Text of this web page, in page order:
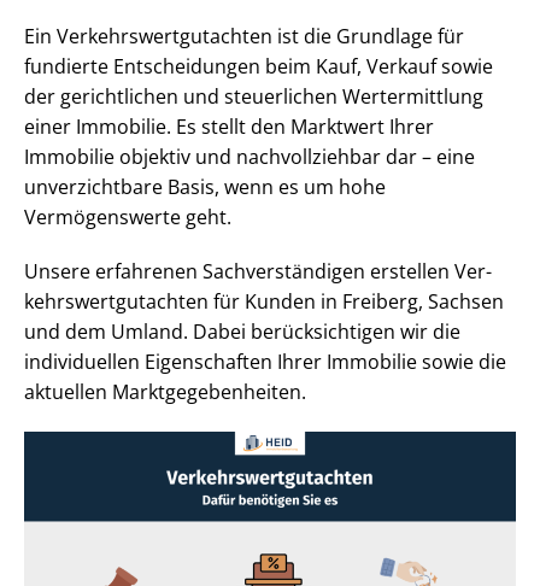
Ein Ver­kehrs­wert­gut­ach­ten ist die Grundlage für
fundierte Entscheidungen beim Kauf, Verkauf sowie
der gerichtlichen und steuerlichen Wertermittlung
einer Immobilie. Es stellt den Marktwert Ihrer
Immobilie objektiv und nachvollziehbar dar – eine
unverzichtbare Basis, wenn es um hohe
Vermögenswerte geht.
Unsere erfahrenen Sach­ver­stän­di­gen erstellen Ver­
kehrs­wert­gut­ach­ten für Kunden in Freiberg, Sachsen
und dem Umland. Dabei berücksichtigen wir die
individuellen Eigenschaften Ihrer Immobilie sowie die
aktuellen Markt­ge­ge­ben­hei­ten.